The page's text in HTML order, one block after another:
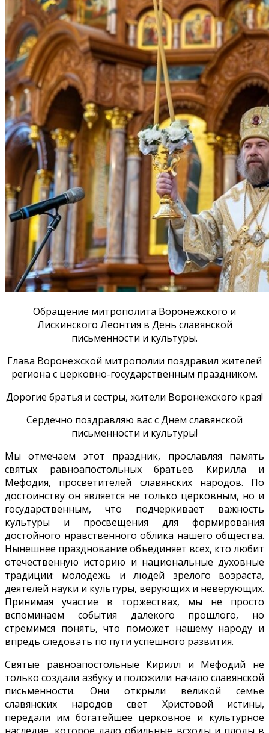
Обращение митрополита Воронежского и
Лискинского Леонтия в День славянской
письменности и культуры.
Глава Воронежской митрополии поздравил жителей
региона с церковно-государственным праздником.
Дорогие братья и сестры, жители Воронежского края!
Сердечно поздравляю вас с Днем славянской
письменности и культуры!
Мы отмечаем этот праздник, прославляя память
святых равноапостольных братьев Кирилла и
Мефодия, просветителей славянских народов. По
достоинству он является не только церковным, но и
государственным, что подчеркивает важность
культуры и просвещения для формирования
достойного нравственного облика нашего общества.
Нынешнее празднование объединяет всех, кто любит
отечественную историю и национальные духовные
традиции: молодежь и людей зрелого возраста,
деятелей науки и культуры, верующих и неверующих.
Принимая участие в торжествах, мы не просто
вспоминаем события далекого прошлого, но
стремимся понять, что поможет нашему народу и
впредь следовать по пути успешного развития.
Святые равноапостольные Кирилл и Мефодий не
только создали азбуку и положили начало славянской
письменности. Они открыли великой семье
славянских народов свет Христовой истины,
передали им богатейшее церковное и культурное